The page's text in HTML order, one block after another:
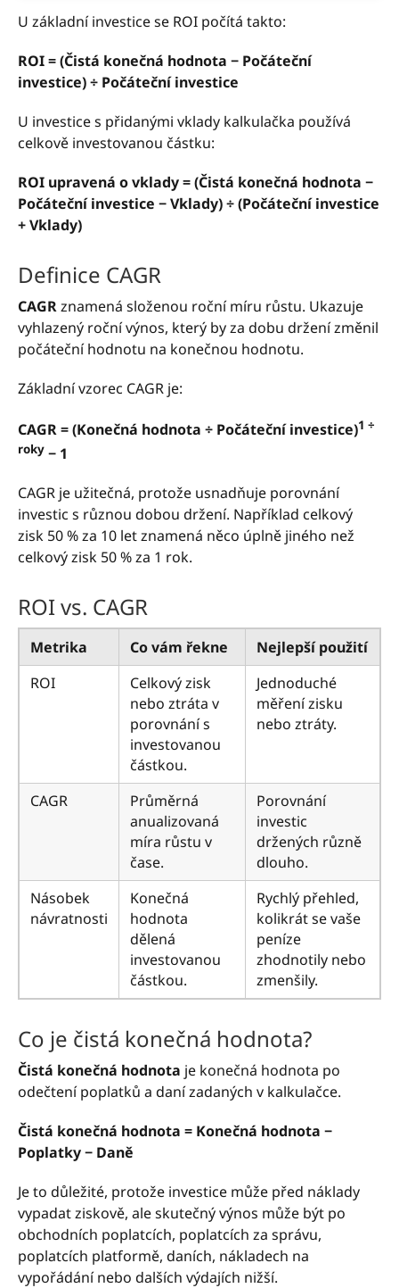
U základní investice se ROI počítá takto:
ROI = (Čistá konečná hodnota − Počáteční
investice) ÷ Počáteční investice
U investice s přidanými vklady kalkulačka používá
celkově investovanou částku:
ROI upravená o vklady = (Čistá konečná hodnota −
Počáteční investice − Vklady) ÷ (Počáteční investice
+ Vklady)
Definice CAGR
CAGRznamená složenou roční míru růstu. Ukazuje
vyhlazený roční výnos, který by za dobu držení změnil
počáteční hodnotu na konečnou hodnotu.
Základní vzorec CAGR je:
CAGR = (Konečná hodnota ÷ Počáteční investice)1 ÷
roky − 1
CAGR je užitečná, protože usnadňuje porovnání
investic s různou dobou držení. Například celkový
zisk 50 % za 10 let znamená něco úplně jiného než
celkový zisk 50 % za 1 rok.
ROI vs. CAGR
Metrika Co vám řekne
Nejlepší použití
ROI
Celkový zisk
nebo ztráta v
porovnání s
investovanou
částkou.
Jednoduché
měření zisku
nebo ztráty.
CAGR
Průměrná
anualizovaná
míra růstu v
čase.
Porovnání
investic
držených různě
dlouho.
Násobek
návratnosti
Konečná
hodnota
dělená
investovanou
částkou.
Rychlý přehled,
kolikrát se vaše
peníze
zhodnotily nebo
zmenšily.
Co je čistá konečná hodnota?
Čistá konečná hodnota je konečná hodnota po
odečtení poplatků a daní zadaných v kalkulačce.
Čistá konečná hodnota = Konečná hodnota −
Poplatky − Daně
Je to důležité, protože investice může před náklady
vypadat ziskově, ale skutečný výnos může být po
obchodních poplatcích, poplatcích za správu,
poplatcích platformě, daních, nákladech na
vypořádání nebo dalších výdajích nižší.